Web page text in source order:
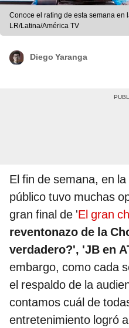
Conoce el rating de esta semana en
LR/Latina/América TV
Diego Yaranga
El fin de semana, en la
público tuvo muchas
gran final de 'El gran
reventonazo de la
verdadero?', 'JB en
embargo, como cada
el respaldo de la
contamos cuál de
entretenimiento logró